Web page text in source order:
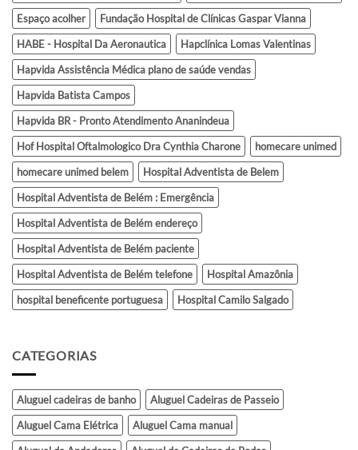
Espaço acolher
Fundação Hospital de Clínicas Gaspar Vianna
HABE - Hospital Da Aeronautica
Hapclínica Lomas Valentinas
Hapvida Assistência Médica plano de saúde vendas
Hapvida Batista Campos
Hapvida BR - Pronto Atendimento Ananindeua
Hof Hospital Oftalmologico Dra Cynthia Charone
homecare unimed
homecare unimed belem
Hospital Adventista de Belem
Hospital Adventista de Belém : Emergência
Hospital Adventista de Belém endereço
Hospital Adventista de Belém paciente
Hospital Adventista de Belém telefone
Hospital Amazônia
hospital beneficente portuguesa
Hospital Camilo Salgado
CATEGORIAS
Aluguel cadeiras de banho
Aluguel Cadeiras de Passeio
Aluguel Cama Elétrica
Aluguel Cama manual